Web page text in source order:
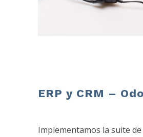
ERP y CRM –
Implementamos la suite